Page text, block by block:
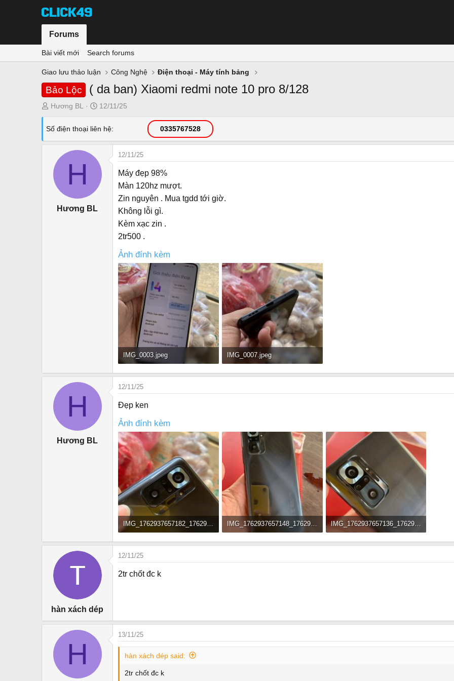
Forums
Bài viết mới Search forums
Giao lưu thảo luận Công Nghệ Điện thoại - Máy tính bảng
Bảo Lộc ( da ban) Xiaomi redmi note 10 pro 8/128
T
r
s
Hương BL
N
à
12/11/25
Số điện thoại liên hệ 0335767528
H
Hương BL
12/11/25
Máy đẹp 98%
Màn 120hz mượt.
Zin nguyên . Mua tgdd tới giờ.
Không lỗi gì.
Kèm xạc zin .
2tr500 .
Ảnh đính kèm
IMG_0003.jpeg
163.9 KB · Đọc: 371
IMG_0007.jpeg
133.2 KB · Đọc: 102
H
Hương BL
12/11/25
Đẹp ken
Ảnh đính kèm
IMG_1762937657182_1762940325331.jpg
93.4 KB · Đọc: 86
IMG_1762937657148_1762940324882.jpg
110 KB · Đọc: 83
IMG_1762937657136_1762940324724.jpg
102.4 KB · Đọc: 136
hàn xách dép
12/11/25
2tr chốt đc k
H
13/11/25
hàn xách dép said:
2tr chốt đc k